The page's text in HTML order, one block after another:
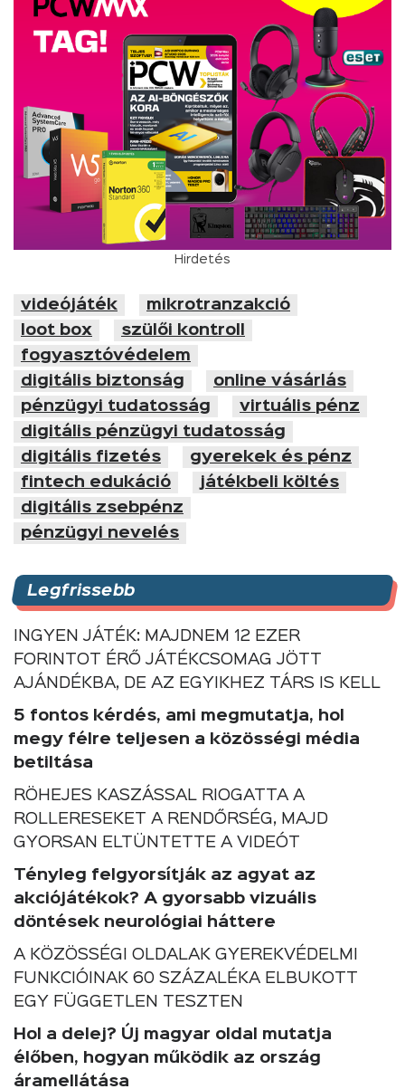
Hirdetés
videójáték
mikrotranzakció
loot box
szülői kontroll
fogyasztóvédelem
digitális biztonság
online vásárlás
pénzügyi tudatosság
virtuális pénz
digitális pénzügyi tudatosság
digitális fizetés
gyerekek és pénz
fintech edukáció
játékbeli költés
digitális zsebpénz
pénzügyi nevelés
Legfrissebb
INGYEN JÁTÉK: MAJDNEM 12 EZER
FORINTOT ÉRŐ JÁTÉKCSOMAG JÖTT
AJÁNDÉKBA, DE AZ EGYIKHEZ TÁRS IS KELL
5 fontos kérdés, ami megmutatja, hol
megy félre teljesen a közösségi média
betiltása
RÖHEJES KASZÁSSAL RIOGATTA A
ROLLERESEKET A RENDŐRSÉG, MAJD
GYORSAN ELTÜNTETTE A VIDEÓT
Tényleg felgyorsítják az agyat az
akciójátékok? A gyorsabb vizuális
döntések neurológiai háttere
A KÖZÖSSÉGI OLDALAK GYEREKVÉDELMI
FUNKCIÓINAK 60 SZÁZALÉKA ELBUKOTT
EGY FÜGGETLEN TESZTEN
Hol a delej? Új magyar oldal mutatja
élőben, hogyan működik az ország
áramellátása